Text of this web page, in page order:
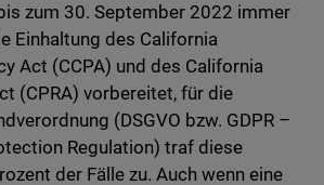
zum 30. September 2022 immer
Einhaltung des California
Act (CCPA) und des California
(CPRA) vorbereitet, für die
(DSGVO bzw. GDPR –
Regulation) traf diese
der Fälle zu. Auch wenn eine